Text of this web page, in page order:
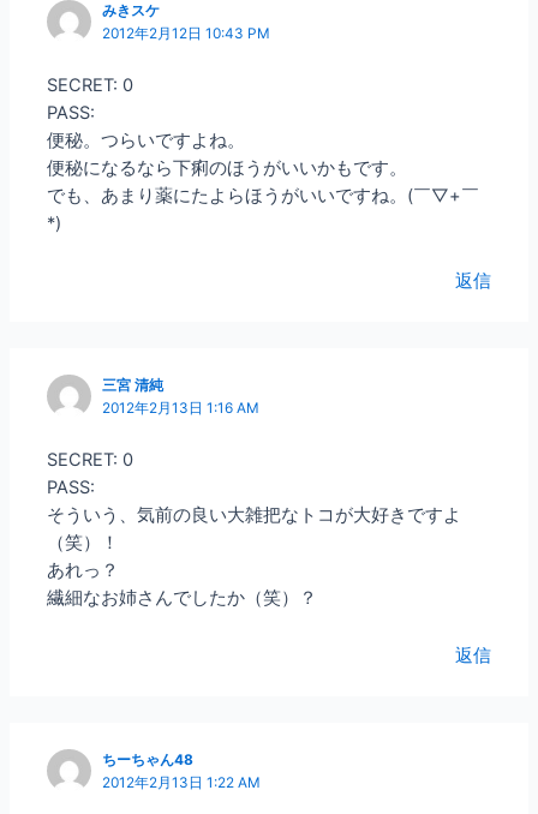
みきスケ
2012年2月12日 10:43 PM
SECRET: 0
PASS:
便秘。つらいですよね。
便秘になるなら下痢のほうがいいかもです。
でも、あまり薬にたよらほうがいいですね。(￣▽+￣
*)
返信
三宮 清純
2012年2月13日 1:16 AM
SECRET: 0
PASS:
そういう、気前の良い大雑把なトコが大好きですよ
（笑）！
あれっ？
繊細なお姉さんでしたか（笑）？
返信
ちーちゃん48
2012年2月13日 1:22 AM